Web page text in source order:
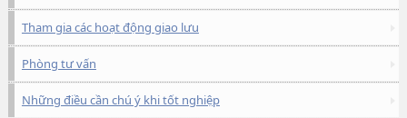
Tham gia các hoạt động giao lưu
Phòng tư vấn
Những điều cần chú ý khi tốt nghiệp